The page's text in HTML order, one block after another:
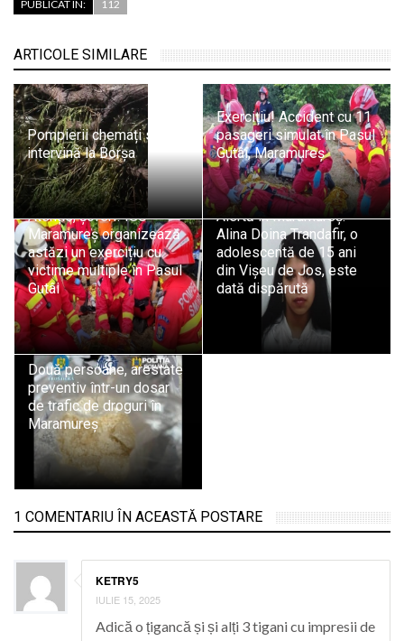
PUBLICAT ÎN: 112
ARTICOLE SIMILARE
Pompierii chemați să
intervină la Borșa
Exercițiu! Accident cu 11
pasageri simulat în Pasul
Gutâi, Maramureș
Atenție, șoferi! ISU
Maramureș organizează
astăzi un exercițiu cu
victime multiple în Pasul
Gutâi
Alertă în Maramureș:
Alina Doina Trandafir, o
adolescentă de 15 ani
din Vișeu de Jos, este
dată dispărută
Două persoane, arestate
preventiv într-un dosar
de trafic de droguri în
Maramureș
1 COMENTARIU ÎN ACEASTĂ POSTARE
KETRY5
IULIE 15, 2025
Adică o țigancă și și alți 3 tigani cu impresii de